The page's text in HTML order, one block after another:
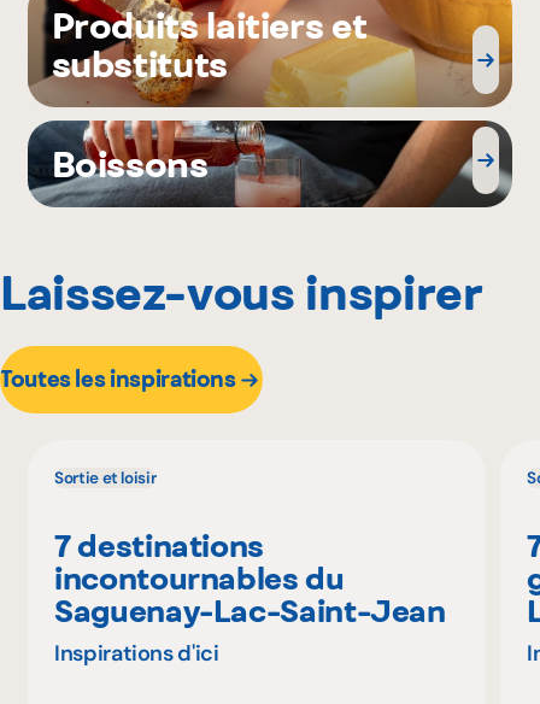
Produits laitiers et
substituts
Boissons
Laissez-vous inspirer
Toutes les inspirations
Sortie et loisir
7 destinations
incontournables du
Saguenay-Lac-Saint-Jean
Inspirations d'ici